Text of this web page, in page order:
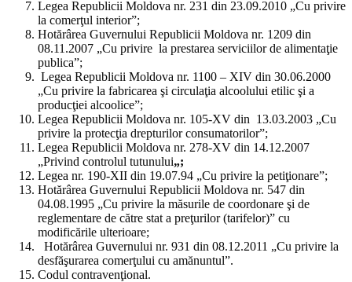
Legea Republicii Moldova nr. 231 din 23.09.2010 „Cu privire
la comerţul interior”;
Hotărârea Guvernului Republicii Moldova nr. 1209 din
08.11.2007 „Cu privire la prestarea serviciilor de alimentaţie
publica”;
Legea Republicii Moldova nr. 1100 – XIV din 30.06.2000
„Cu privire la fabricarea şi circulaţia alcoolului etilic şi a
producţiei alcoolice”;
Legea Republicii Moldova nr. 105-XV din 13.03.2003 „Cu
privire la protecţia drepturilor consumatorilor”;
Legea Republicii Moldova nr. 278-XV din 14.12.2007
„Privind controlul tutunului„;
Legea nr. 190-XII din 19.07.94 „Cu privire la petiţionare”;
Hotărârea Guvernului Republicii Moldova nr. 547 din
04.08.1995 „Cu privire la măsurile de coordonare şi de
reglementare de către stat a preţurilor (tarifelor)” cu
modificările ulterioare;
Hotărârea Guvernului nr. 931 din 08.12.2011 „Cu privire la
desfăşurarea comerţului cu amănuntul”.
Codul contravenţional.